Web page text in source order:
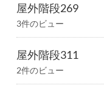
屋外階段269
3件のビュー
屋外階段311
2件のビュー